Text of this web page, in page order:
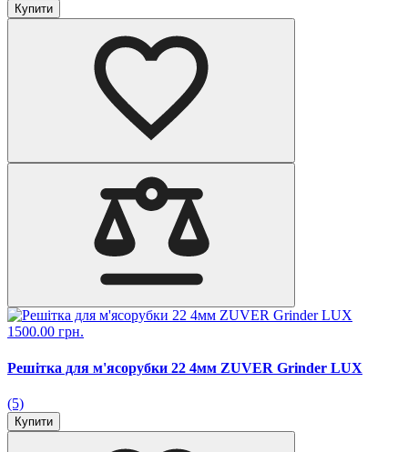
Купити
1500.00 грн.
Решітка для м'ясорубки 22 4мм ZUVER Grinder LUX
(5)
Купити